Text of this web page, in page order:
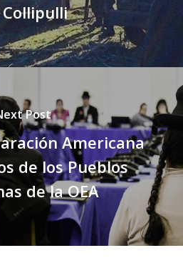
Post
Americana
de los Pueblos
de la OEA